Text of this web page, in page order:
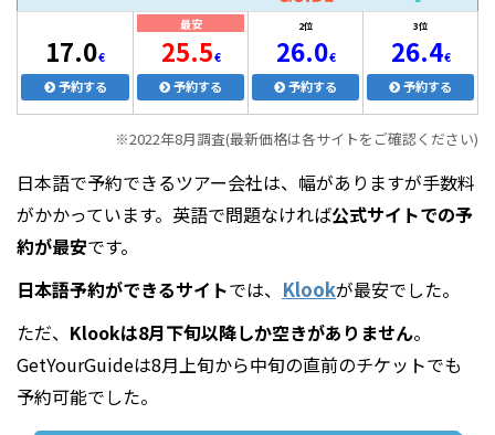
17.0€
予約する
最安
25.5€
予約する
2位
26.0€
予約する
3位
26.4€
予約する
※2022年8月調査(最新価格は各サイトをご確認ください)
日本語で予約できるツアー会社は、幅がありますが手数料
がかかっています。英語で問題なければ公式サイトでの予
約が最安です。
日本語予約ができるサイトでは、 Klookが最安でした。
ただ、 Klookは8月下旬以降しか空きがありません。
GetYourGuideは8月上旬から中旬の直前のチケットでも
予約可能でした。